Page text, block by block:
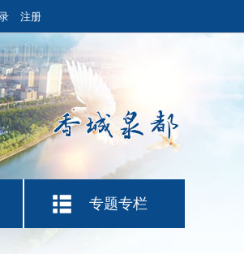
注册
专题专栏